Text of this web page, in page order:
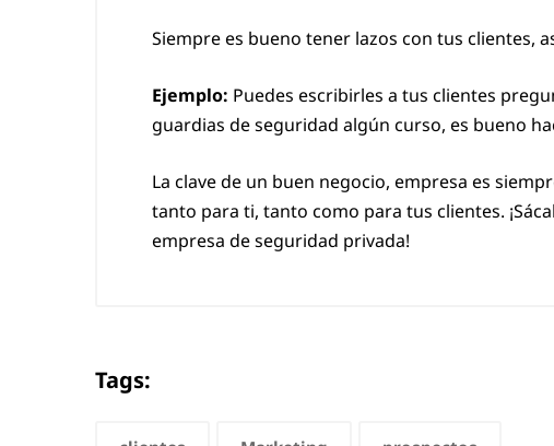
Siempre es bueno tener lazos con tus clientes,
Ejemplo: Puedes escribirles a tus clientes
guardias de seguridad algún curso, es bueno
La clave de un buen negocio, empresa es
tanto para ti, tanto como para tus clientes.
empresa de seguridad privada!
Tags: